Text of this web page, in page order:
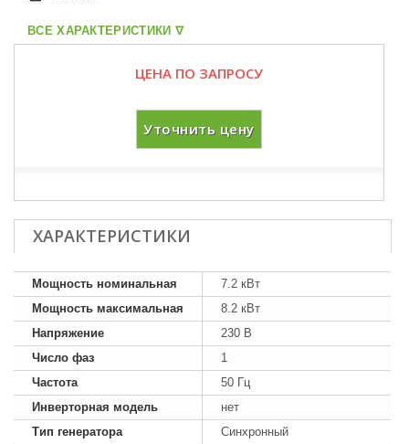
ВСЕ ХАРАКТЕРИСТИКИ ᐁ
ЦЕНА ПО ЗАПРОСУ
Уточнить цену
ХАРАКТЕРИСТИКИ
Мощность номинальная
7.2 кВт
Мощность максимальная
8.2 кВт
Напряжение
230 В
Число фаз
1
Частота
50 Гц
Инверторная модель
нет
Тип генератора
Синхронный